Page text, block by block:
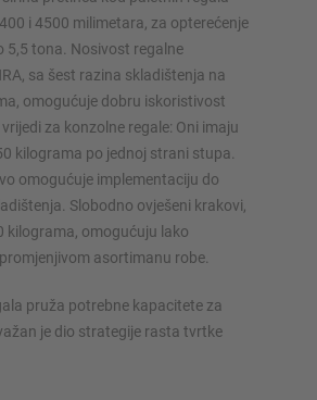
i 4500 milimetara, za opterećenje
5,5 tona. Nosivost regalne
sa šest razina skladištenja na
omogućuje dobru iskoristivost
za konzolne regale: Oni imaju
kilograma po jednoj strani stupa.
omogućuje implementaciju do
Slobodno ovješeni krakovi,
kilograma, omogućuju lako
asortimanu robe.
pruža potrebne kapacitete za
je dio strategije rasta tvrtke